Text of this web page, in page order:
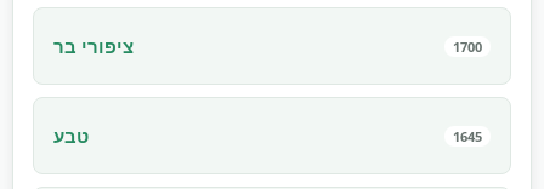
ציפורי בר 1700
טבע 1645